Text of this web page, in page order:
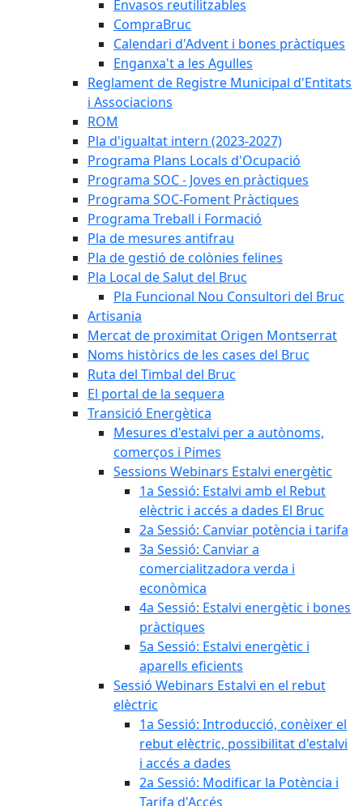
Envasos reutilitzables
CompraBruc
Calendari d'Advent i bones pràctiques
Enganxa't a les Agulles
Reglament de Registre Municipal d'Entitats
i Associacions
ROM
Pla d'igualtat intern (2023-2027)
Programa Plans Locals d'Ocupació
Programa SOC - Joves en pràctiques
Programa SOC-Foment Pràctiques
Programa Treball i Formació
Pla de mesures antifrau
Pla de gestió de colònies felines
Pla Local de Salut del Bruc
Pla Funcional Nou Consultori del Bruc
Artisania
Mercat de proximitat Origen Montserrat
Noms històrics de les cases del Bruc
Ruta del Timbal del Bruc
El portal de la sequera
Transició Energètica
Mesures d'estalvi per a autònoms,
comerços i Pimes
Sessions Webinars Estalvi energètic
1a Sessió: Estalvi amb el Rebut
elèctric i accés a dades El Bruc
2a Sessió: Canviar potència i tarifa
3a Sessió: Canviar a
comercialitzadora verda i
econòmica
4a Sessió: Estalvi energètic i bones
pràctiques
5a Sessió: Estalvi energètic i
aparells eficients
Sessió Webinars Estalvi en el rebut
elèctric
1a Sessió: Introducció, conèixer el
rebut elèctric, possibilitat d'estalvi
i accés a dades
2a Sessió: Modificar la Potència i
Tarifa d'Accés